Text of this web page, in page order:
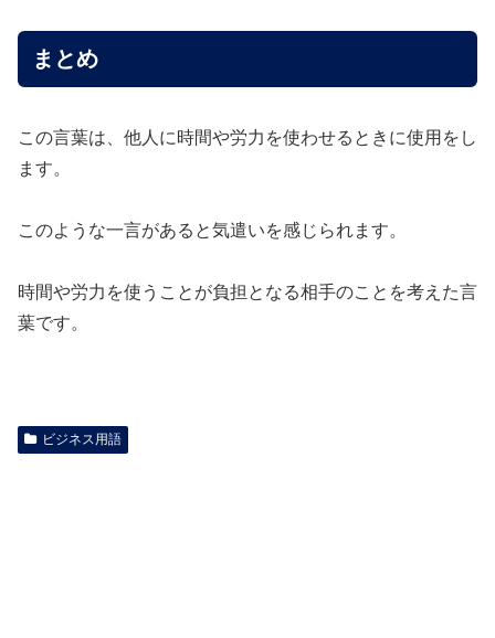
まとめ
この言葉は、他人に時間や労力を使わせるときに使用をし
ます。
このような一言があると気遣いを感じられます。
時間や労力を使うことが負担となる相手のことを考えた言
葉です。
ビジネス用語